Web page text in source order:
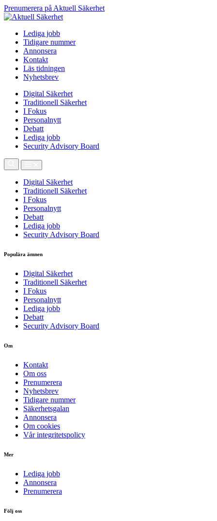
Prenumerera på Aktuell Säkerhet
Lediga jobb
Tidigare nummer
Annonsera
Kontakt
Läs tidningen
Nyhetsbrev
Digital Säkerhet
Traditionell Säkerhet
I Fokus
Personalnytt
Debatt
Lediga jobb
Security Advisory Board
Digital Säkerhet
Traditionell Säkerhet
I Fokus
Personalnytt
Debatt
Lediga jobb
Security Advisory Board
Populära ämnen
Digital Säkerhet
Traditionell Säkerhet
I Fokus
Personalnytt
Lediga jobb
Debatt
Security Advisory Board
Om
Kontakt
Om oss
Prenumerera
Nyhetsbrev
Tidigare nummer
Säkerhetsgalan
Annonsera
Om cookies
Vår integritetspolicy
Mer
Lediga jobb
Annonsera
Prenumerera
Följ oss